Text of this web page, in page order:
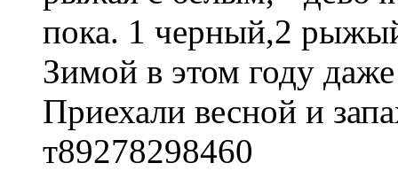
пока. 1 черный,2
Зимой в этом году
Приехали весной и
т89278298460